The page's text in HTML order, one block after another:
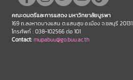
คณะดนตรีและการแสดง มหาวิทยาลัยบูรพา
169 ถ.ลงหาดบางแสน ต.แสนสุข อ.เมือง จ.ชลบุรี 20131
โทรศัพท์ : 038-102566 ต่อ 101
Contact:mupabuu@go.buu.ac.th